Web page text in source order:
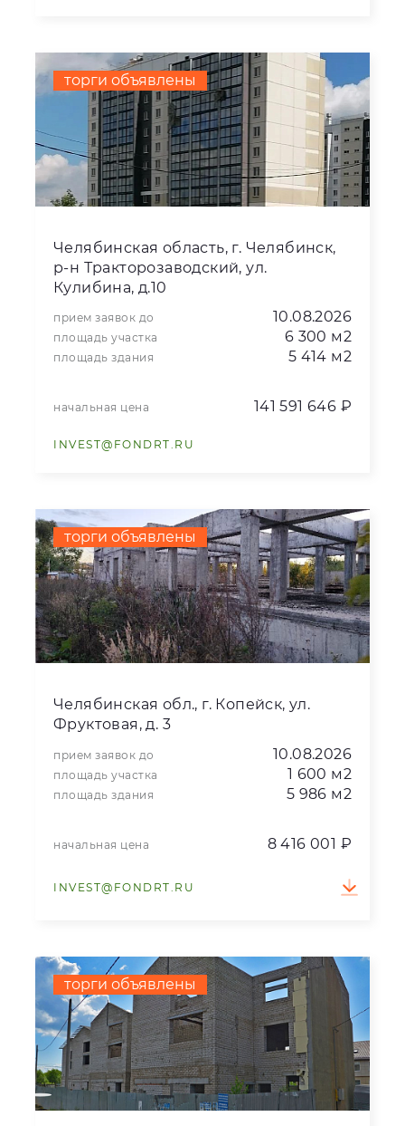
торги объявлены
Челябинская область, г. Челябинск,
р-н Тракторозаводский, ул.
Кулибина, д.10
прием заявок до 10.08.2026
площадь участка 6 300 м2
площадь здания 5 414 м2
начальная цена 141 591 646 ₽
INVEST@FONDRT.RU
торги объявлены
Челябинская обл., г. Копейск, ул.
Фруктовая, д. 3
прием заявок до 10.08.2026
площадь участка 1 600 м2
площадь здания 5 986 м2
начальная цена 8 416 001 ₽
INVEST@FONDRT.RU
торги объявлены